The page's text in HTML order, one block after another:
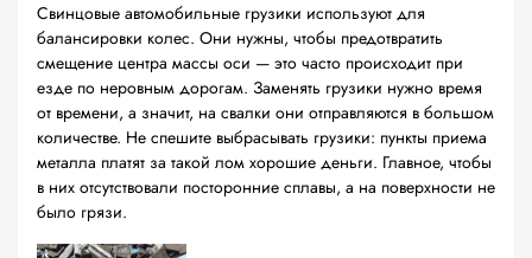
Свинцовые автомобильные грузики используют для
балансировки колес. Они нужны, чтобы предотвратить
смещение центра массы оси — это часто происходит при
езде по неровным дорогам. Заменять грузики нужно время
от времени, а значит, на свалки они отправляются в большом
количестве. Не спешите выбрасывать грузики: пункты приема
металла платят за такой лом хорошие деньги. Главное, чтобы
в них отсутствовали посторонние сплавы, а на поверхности не
было грязи.